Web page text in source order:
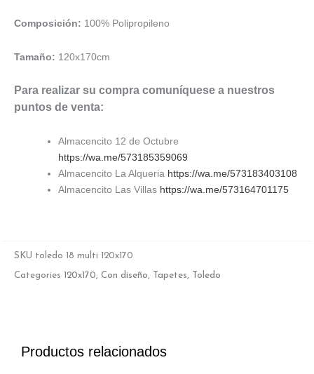
Composición: 100% Polipropileno
Tamaño: 120x170cm
Para realizar su compra comuníquese a nuestros
puntos de venta:
Almacencito 12 de Octubre
https://wa.me/573185359069
Almacencito La Alqueria https://wa.me/573183403108
Almacencito Las Villas https://wa.me/573164701175
SKU toledo 18 multi 120x170
Categories 120x170 Con diseño Tapetes Toledo
Productos relacionados